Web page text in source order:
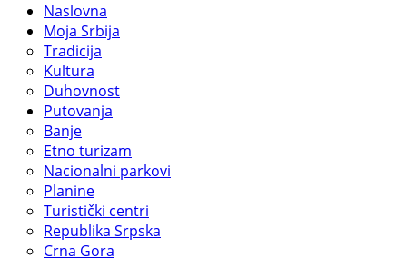
Naslovna
Moja Srbija
Tradicija
Kultura
Duhovnost
Putovanja
Banje
Etno turizam
Nacionalni parkovi
Planine
Turistički centri
Republika Srpska
Crna Gora